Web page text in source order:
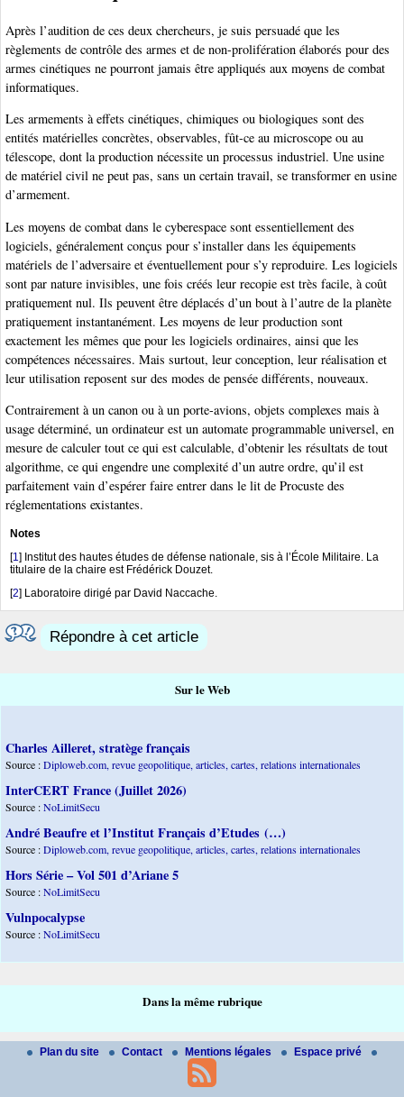
Après l’audition de ces deux chercheurs, je suis persuadé que les
règlements de contrôle des armes et de non-prolifération élaborés pour des
armes cinétiques ne pourront jamais être appliqués aux moyens de combat
informatiques.
Les armements à effets cinétiques, chimiques ou biologiques sont des
entités matérielles concrètes, observables, fût-ce au microscope ou au
télescope, dont la production nécessite un processus industriel. Une usine
de matériel civil ne peut pas, sans un certain travail, se transformer en usine
d’armement.
Les moyens de combat dans le cyberespace sont essentiellement des
logiciels, généralement conçus pour s’installer dans les équipements
matériels de l’adversaire et éventuellement pour s’y reproduire. Les logiciels
sont par nature invisibles, une fois créés leur recopie est très facile, à coût
pratiquement nul. Ils peuvent être déplacés d’un bout à l’autre de la planète
pratiquement instantanément. Les moyens de leur production sont
exactement les mêmes que pour les logiciels ordinaires, ainsi que les
compétences nécessaires. Mais surtout, leur conception, leur réalisation et
leur utilisation reposent sur des modes de pensée différents, nouveaux.
Contrairement à un canon ou à un porte-avions, objets complexes mais à
usage déterminé, un ordinateur est un automate programmable universel, en
mesure de calculer tout ce qui est calculable, d’obtenir les résultats de tout
algorithme, ce qui engendre une complexité d’un autre ordre, qu’il est
parfaitement vain d’espérer faire entrer dans le lit de Procuste des
réglementations existantes.
Notes
[1 ] Institut des hautes études de défense nationale, sis à l’École Militaire. La
titulaire de la chaire est Frédérick Douzet.
[2] Laboratoire dirigé par David Naccache.
Répondre à cet article
Sur le Web
Charles Ailleret, stratège français
Source :Diploweb.com, revue geopolitique, articles, cartes, relations internationales
InterCERT France (Juillet 2026)
Source :NoLimitSecu
André Beaufre et l’Institut Français d’Etudes (…)
Source :Diploweb.com, revue geopolitique, articles, cartes, relations internationales
Hors Série – Vol 501 d’Ariane 5
Source :NoLimitSecu
Vulnpocalypse
Source :NoLimitSecu
Dans la même rubrique
Plan du site Contact Mentions légales Espace privé